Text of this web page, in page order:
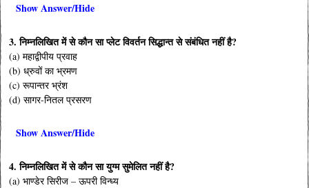
Show Answer/Hide
3. निम्नलिखित में से कौन सा प्लेट विवर्तन सिद्धान्त से संबंधित नहीं है?
(a) महाद्वीपीय प्रवाह
(b) ध्रुवों का भ्रमण
(c) रूपान्तर भ्रंश
(d) सागर-नितल प्रसरण
Show Answer/Hide
4. निम्नलिखित में से कौन सा युग्म सुमेलित नहीं है?
(a) भाण्डेर सिरीज – ऊपरी विन्ध्य